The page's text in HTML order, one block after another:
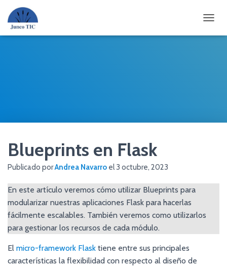
Blueprints en Flask
Publicado porAndrea Navarro el3 octubre, 2023
En este artículo veremos cómo utilizar Blueprints para
modularizar nuestras aplicaciones Flask para hacerlas
fácilmente escalables. También veremos como utilizarlos
para gestionar los recursos de cada módulo.
El micro-framework Flask tiene entre sus principales
características la flexibilidad con respecto al diseño de